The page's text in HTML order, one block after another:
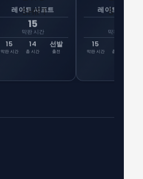
레이트 시프트
15
막판 시간
15
막판 시간
14
총 시간
선발
출전
레이트 시프트
막판 시간
15
막판 시간 총 시간